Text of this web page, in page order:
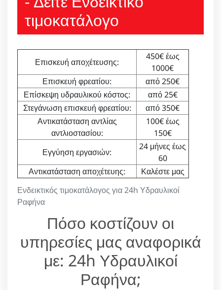
τιμοκατάλογο
Ενδεικτικός τιμοκατάλογος για 24h Υδραυλικοί
Ραφήνα
Επισκευή αποχέτευσης:
450€ έως
1000€
Επισκευή φρεατίου:
από 250€
Επίσκεψη υδραυλικού κόστος:
από 25€
Στεγάνωση επισκευή φρεατίου:
από 350€
Αντικατάσταση αντλίας
αντλιοστασίου:
100€ έως
150€
Εγγύηση εργασιών:
24 μήνες έως
60
Αντικατάσταση αποχέτευης:
Καλέστε μας
Πόσο κοστίζουν οι
υπηρεσίες μας αναφορικά
με: 24h Υδραυλικοί
Ραφήνα;